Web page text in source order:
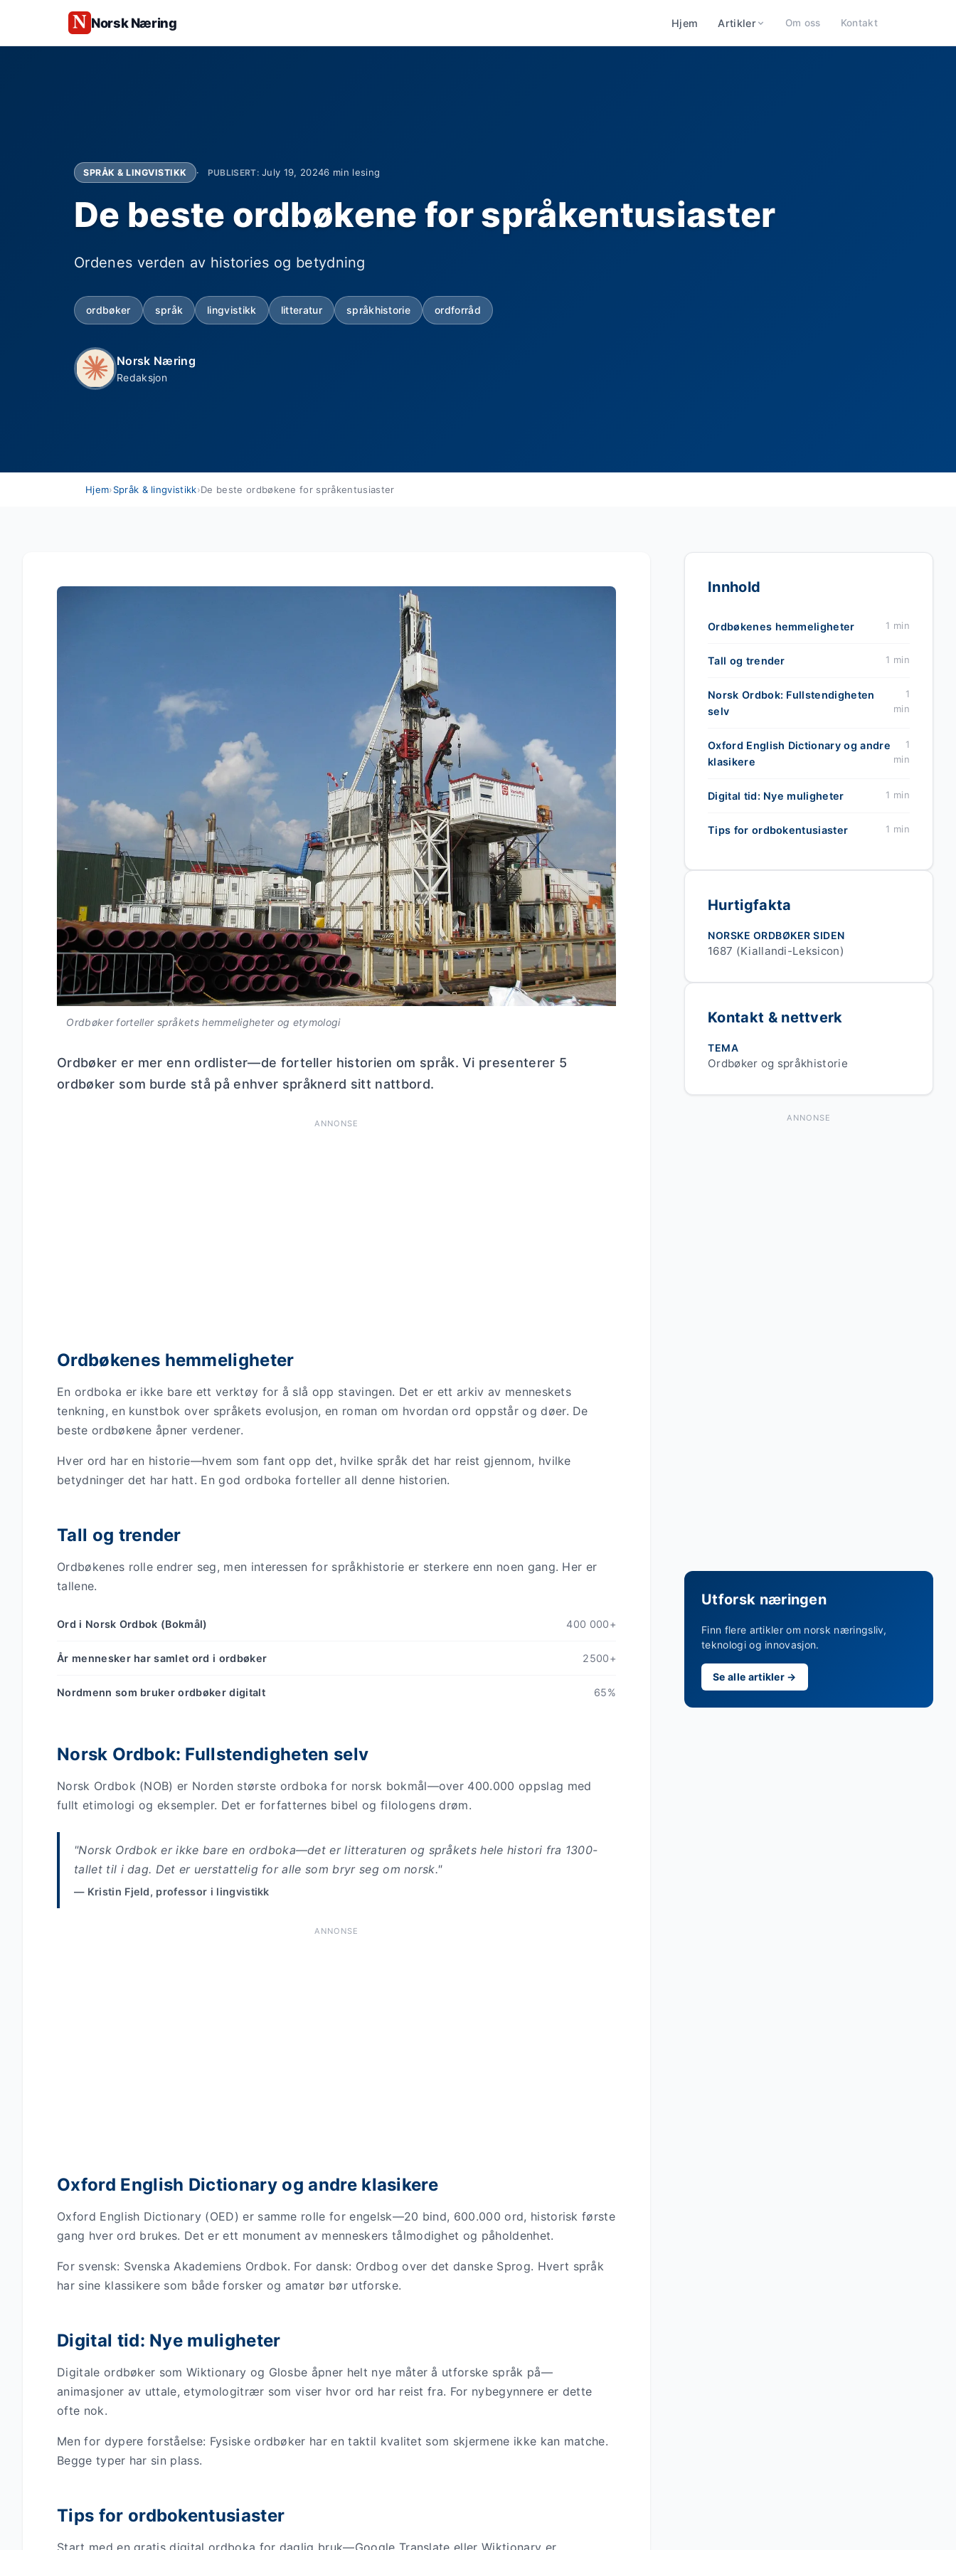
Norsk Næring Hjem Artikler Om oss Kontakt
SPRÅK & LINGVISTIKK PUBLISERT:July 19, 20246 min lesing
De beste ordbøkene for språkentusiaster
Ordenes verden av histories og betydning
ordbøker språk lingvistikk litteratur språkhistorie ordforråd
Norsk Næring
Redaksjon
Hjem›Språk & lingvistikk›De beste ordbøkene for språkentusiaster
Ordbøker forteller språkets hemmeligheter og etymologi
Ordbøker er mer enn ordlister—de forteller historien om språk. Vi presenterer 5
ordbøker som burde stå på enhver språknerd sitt nattbord.
ANNONSE
Ordbøkenes hemmeligheter
En ordboka er ikke bare ett verktøy for å slå opp stavingen. Det er ett arkiv av menneskets
tenkning, en kunstbok over språkets evolusjon, en roman om hvordan ord oppstår og døer. De
beste ordbøkene åpner verdener.
Hver ord har en historie—hvem som fant opp det, hvilke språk det har reist gjennom, hvilke
betydninger det har hatt. En god ordboka forteller all denne historien.
Tall og trender
Ordbøkenes rolle endrer seg, men interessen for språkhistorie er sterkere enn noen gang. Her er
tallene.
Ord i Norsk Ordbok (Bokmål) 400 000+
År mennesker har samlet ord i ordbøker 2500+
Nordmenn som bruker ordbøker digitalt 65%
Norsk Ordbok: Fullstendigheten selv
Norsk Ordbok (NOB) er Norden største ordboka for norsk bokmål—over 400.000 oppslag med
fullt etimologi og eksempler. Det er forfatternes bibel og filologens drøm.
"Norsk Ordbok er ikke bare en ordboka—det er litteraturen og språkets hele histori fra 1300-
tallet til i dag. Det er uerstattelig for alle som bryr seg om norsk."
— Kristin Fjeld, professor i lingvistikk
ANNONSE
Oxford English Dictionary og andre klasikere
Oxford English Dictionary (OED) er samme rolle for engelsk—20 bind, 600.000 ord, historisk første
gang hver ord brukes. Det er ett monument av menneskers tålmodighet og påholdenhet.
For svensk: Svenska Akademiens Ordbok. For dansk: Ordbog over det danske Sprog. Hvert språk
har sine klassikere som både forsker og amatør bør utforske.
Digital tid: Nye muligheter
Digitale ordbøker som Wiktionary og Glosbe åpner helt nye måter å utforske språk på—
animasjoner av uttale, etymologitrær som viser hvor ord har reist fra. For nybegynnere er dette
ofte nok.
Men for dypere forståelse: Fysiske ordbøker har en taktil kvalitet som skjermene ikke kan matche.
Begge typer har sin plass.
Tips for ordbokentusiaster
Innhold
Ordbøkenes hemmeligheter 1 min
Tall og trender 1 min
Norsk Ordbok: Fullstendigheten
selv
1
min
Oxford English Dictionary og andre
klasikere
1
min
Digital tid: Nye muligheter 1 min
Tips for ordbokentusiaster 1 min
Hurtigfakta
NORSKE ORDBØKER SIDEN
1687 (Kiallandi-Leksicon)
Kontakt & nettverk
TEMA
Ordbøker og språkhistorie
ANNONSE
Utforsk næringen
Finn flere artikler om norsk næringsliv,
teknologi og innovasjon.
Se alle artikler →